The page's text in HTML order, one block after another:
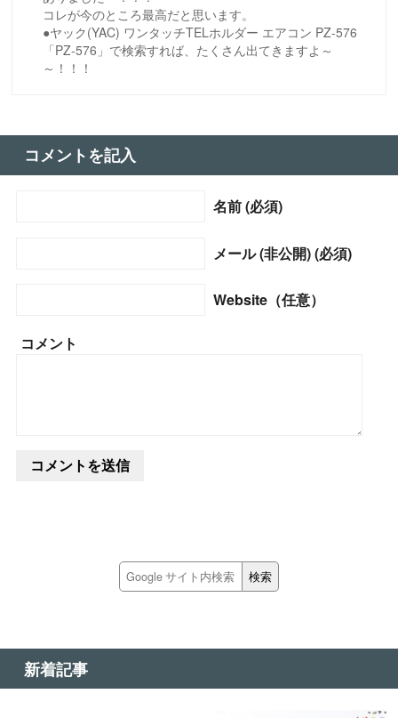
コレが今のところ最高だと思います。
●ヤック(YAC) ワンタッチTELホルダー エアコン PZ-576
「PZ-576」で検索すれば、たくさん出てきますよ～
～！！！
コメントを記入
名前 (必須)
メール (非公開) (必須)
Website（任意）
コメント
新着記事